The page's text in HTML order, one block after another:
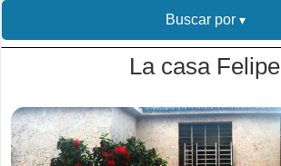
Buscar por
La casa Felipe